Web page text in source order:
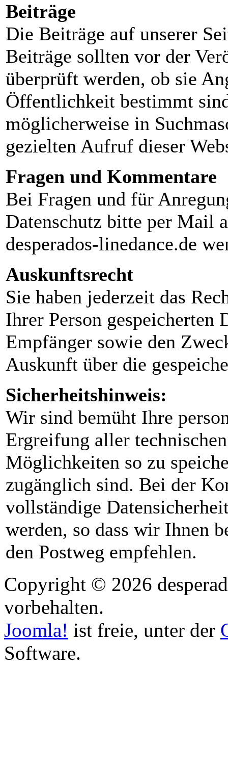
Beiträge
Die Beiträge auf unserer
Beiträge sollten vor der
überprüft werden, ob sie
Öffentlichkeit bestimmt
möglicherweise in
gezielten Aufruf dieser
Fragen und Kommentare
Bei Fragen und für
Datenschutz bitte per Mail
desperados-linedance.de
Auskunftsrecht
Sie haben jederzeit das
Ihrer Person gespeicherten
Empfänger sowie den
Auskunft über die
Sicherheitshinweis:
Wir sind bemüht Ihre
Ergreifung aller
Möglichkeiten so zu
zugänglich sind. Bei der
vollständige
werden, so dass wir Ihnen
den Postweg empfehlen.
Copyright © 2026
vorbehalten.
Joomla! ist freie, unter der
Software.